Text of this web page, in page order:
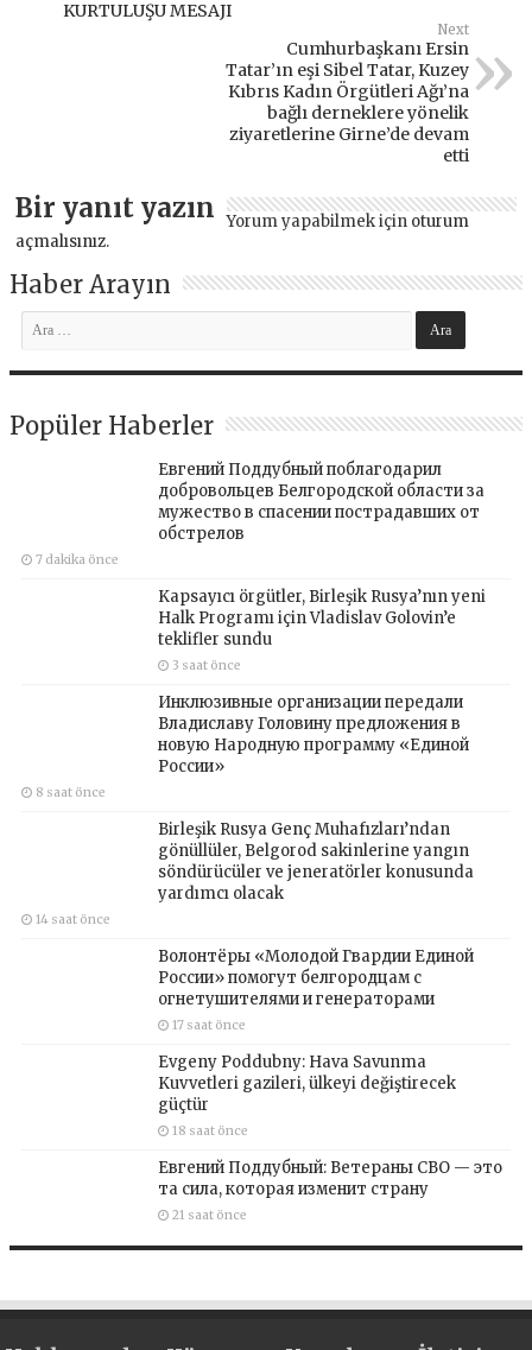
KURTULUŞU MESAJI
Next
Cumhurbaşkanı Ersin
Tatar’ın eşi Sibel Tatar, Kuzey
Kıbrıs Kadın Örgütleri Ağı’na
bağlı derneklere yönelik
ziyaretlerine Girne’de devam
etti
Bir yanıt yazın Yorum yapabilmek için oturum
açmalısınız.
Haber Arayın
Popüler Haberler
Евгений Поддубный поблагодарил
добровольцев Белгородской области за
мужество в спасении пострадавших от
обстрелов
7 dakika önce
Kapsayıcı örgütler, Birleşik Rusya’nın yeni
Halk Programı için Vladislav Golovin’e
teklifler sundu
3 saat önce
Инклюзивные организации передали
Владиславу Головину предложения в
новую Народную программу «Единой
России»
8 saat önce
Birleşik Rusya Genç Muhafızları’ndan
gönüllüler, Belgorod sakinlerine yangın
söndürücüler ve jeneratörler konusunda
yardımcı olacak
14 saat önce
Волонтёры «Молодой Гвардии Единой
России» помогут белгородцам с
огнетушителями и генераторами
17 saat önce
Evgeny Poddubny: Hava Savunma
Kuvvetleri gazileri, ülkeyi değiştirecek
güçtür
18 saat önce
Евгений Поддубный: Ветераны СВО — это
та сила, которая изменит страну
21 saat önce